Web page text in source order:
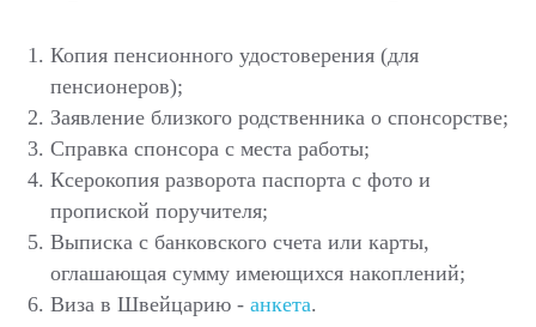
Копия пенсионного удостоверения (для
пенсионеров);
Заявление близкого родственника о спонсорстве;
Справка спонсора с места работы;
Ксерокопия разворота паспорта с фото и
пропиской поручителя;
Выписка с банковского счета или карты,
оглашающая сумму имеющихся накоплений;
Виза в Швейцарию - анкета.